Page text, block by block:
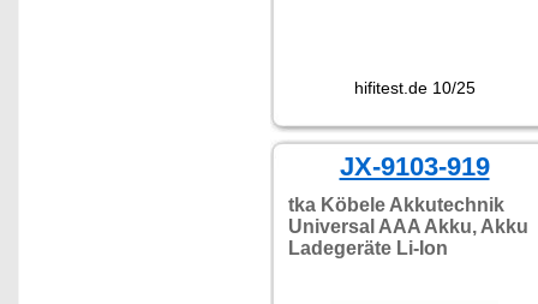
hifitest.de 10/25
JX-9103-919
tka Köbele Akkutechnik
Universal AAA Akku, Akku
Ladegeräte Li-Ion